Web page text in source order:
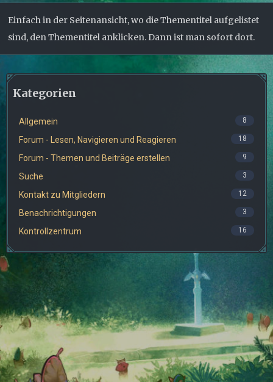
Einfach in der Seitenansicht, wo die Thementitel aufgelistet
sind, den Thementitel anklicken. Dann ist man sofort dort.
Kategorien
Allgemein 8
Forum - Lesen, Navigieren und Reagieren 18
Forum - Themen und Beiträge erstellen 9
Suche 3
Kontakt zu Mitgliedern 12
Benachrichtigungen 3
Kontrollzentrum 16